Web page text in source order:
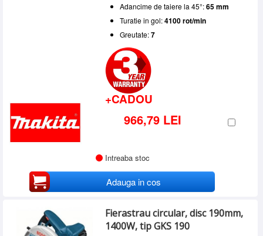
Adancime de taiere la 45°:65 mm
Turatie in gol:4100 rot/min
Greutate:7
+CADOU
966,79 LEI
Intreaba stoc
Adauga in cos
Fierastrau circular, disc 190mm,
1400W, tip GKS 190